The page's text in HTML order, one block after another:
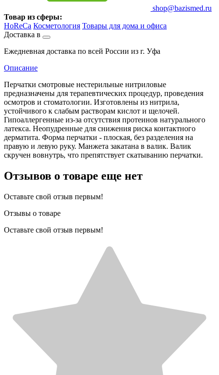
shop@bazismed.ru
Товар из сферы:
HoReCa Косметология Товары для дома и офиса
Доставка в
Ежедневная доставка по всей России из г. Уфа
Описание
Перчатки смотровые нестерильные нитриловые
предназначены для терапевтических процедур, проведения
осмотров и стоматологии. Изготовлены из нитрила,
устойчивого к слабым растворам кислот и щелочей.
Гипоаллергенные из-за отсутствия протеинов натурального
латекса. Неопудренные для снижения риска контактного
дерматита. Форма перчатки - плоская, без разделения на
правую и левую руку. Манжета закатана в валик. Валик
скручен вовнутрь, что препятствует скатыванию перчатки.
Отзывов о товаре еще нет
Оставьте свой отзыв первым!
Отзывы о товаре
Оставьте свой отзыв первым!